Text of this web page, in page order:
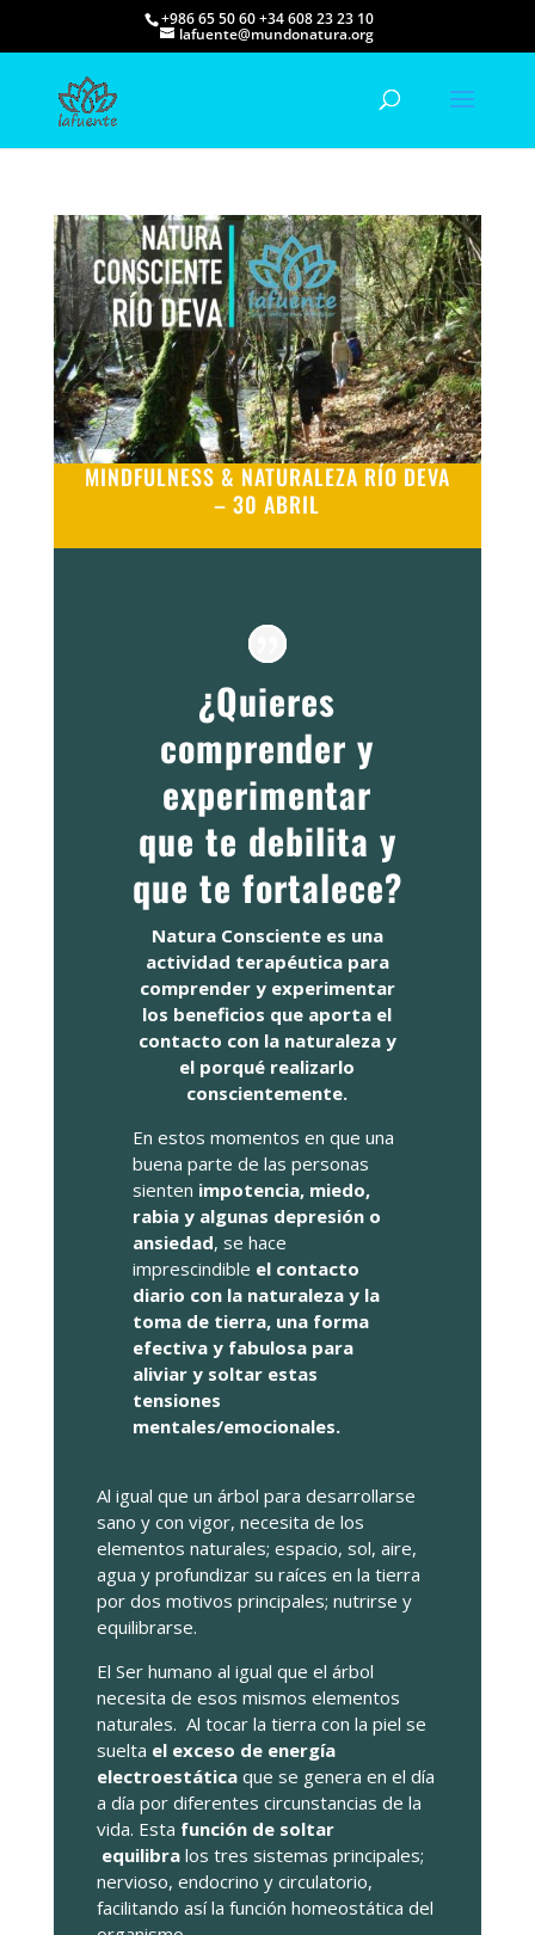
+986 65 50 60 +34 608 23 23 10
lafuente@mundonatura.org
MINDFULNESS & NATURALEZA RÍO DEVA
– 30 ABRIL
¿Quieres
comprender y
experimentar
que te debilita y
que te fortalece?
Natura Consciente es una
actividad terapéutica para
comprender y experimentar
los beneficios que aporta el
contacto con la naturaleza y
el porqué realizarlo
conscientemente.
En estos momentos en que una
buena parte de las personas
sienten impotencia, miedo,
rabia y algunas depresión o
ansiedad, se hace
imprescindible el contacto
diario con la naturaleza y la
toma de tierra, una forma
efectiva y fabulosa para
aliviar y soltar estas
tensiones
mentales/emocionales.
Al igual que un árbol para desarrollarse
sano y con vigor, necesita de los
elementos naturales; espacio, sol, aire,
agua y profundizar su raíces en la tierra
por dos motivos principales; nutrirse y
equilibrarse.
El Ser humano al igual que el árbol
necesita de esos mismos elementos
naturales. Al tocar la tierra con la piel se
suelta el exceso de energía
electroestática que se genera en el día
a día por diferentes circunstancias de la
vida. Esta función de soltar
equilibralos tres sistemas principales;
nervioso, endocrino y circulatorio,
facilitando así la función homeostática del